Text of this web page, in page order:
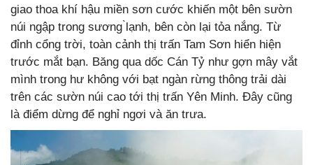
giao thoa khí hậu miền sơn cước khiến một bên sườn
núi ngập trong sương ̀lạnh, bên còn lại tỏa nắng. Từ
đỉnh cổng trời, toàn cảnh thị trấn Tam Sơn hiển hiện
trước mắt bạn. Băng qua dốc Cán Tỷ như gợn mây vắt
mình trong hư không với bạt ngàn rừng thông trải dài
trên các sườn núi cao tới thị trấn Yên Minh. Đây cũng
là điểm dừng để nghỉ ngơi và ăn trưa.